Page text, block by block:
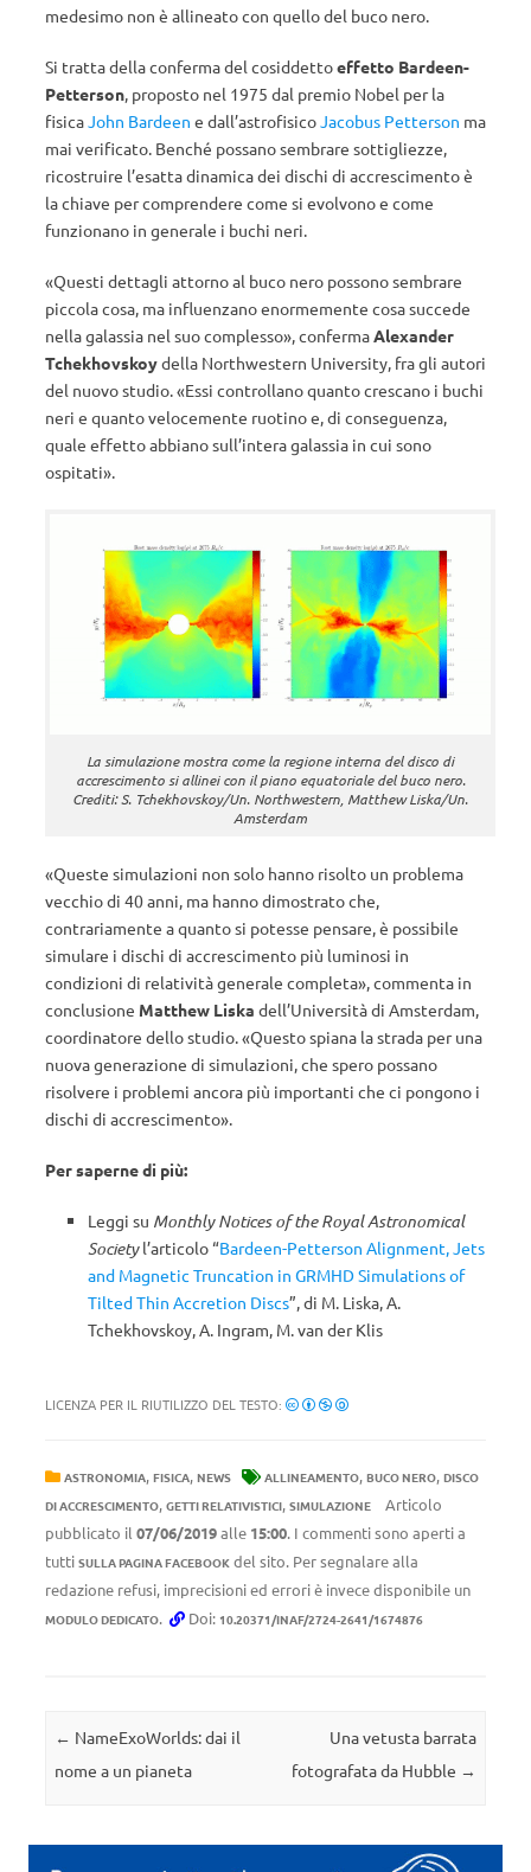
medesimo non è allineato con quello del buco nero.
Si tratta della conferma del cosiddettoeffetto Bardeen-
Petterson, proposto nel 1975 dal premio Nobel per la
fisicaJohn Bardeen e dall’astrofisicoJacobus Petterson ma
mai verificato. Benché possano sembrare sottigliezze,
ricostruire l’esatta dinamica dei dischi di accrescimento è
la chiave per comprendere come si evolvono e come
funzionano in generale i buchi neri.
«Questi dettagli attorno al buco nero possono sembrare
piccola cosa, ma influenzano enormemente cosa succede
nella galassia nel suo complesso», confermaAlexander
Tchekhovskoydella Northwestern University, fra gli autori
del nuovo studio. «Essi controllano quanto crescano i buchi
neri e quanto velocemente ruotino e, di conseguenza,
quale effetto abbiano sull’intera galassia in cui sono
ospitati».
La simulazione mostra come la regione interna del disco di
accrescimento si allinei con il piano equatoriale del buco nero.
Crediti: S. Tchekhovskoy/Un. Northwestern, Matthew Liska/Un.
Amsterdam
«Queste simulazioni non solo hanno risolto un problema
vecchio di 40 anni, ma hanno dimostrato che,
contrariamente a quanto si potesse pensare, è possibile
simulare i dischi di accrescimento più luminosi in
condizioni di relatività generale completa», commenta in
conclusione Matthew Liska dell’Università di Amsterdam,
coordinatore dello studio. «Questo spiana la strada per una
nuova generazione di simulazioni, che spero possano
risolvere i problemi ancora più importanti che ci pongono i
dischi di accrescimento».
Per saperne di più:
Leggi su Monthly Notices of the Royal Astronomical
Societyl’articolo “Bardeen-Petterson Alignment, Jets
and Magnetic Truncation in GRMHD Simulations of
Tilted Thin Accretion Discs”, di M. Liska, A.
Tchekhovskoy, A. Ingram, M. van der Klis
LICENZA PER IL RIUTILIZZO DEL TESTO:
ASTRONOMIA, FISICA, NEWS ALLINEAMENTO, BUCO NERO, DISCO
DI ACCRESCIMENTO, GETTI RELATIVISTICI, SIMULAZIONE
Articolo
pubblicato il 07/06/2019alle 15:00. I commenti sono aperti a
tutti SULLA PAGINA FACEBOOK del sito. Per segnalare alla
redazione refusi, imprecisioni ed errori è invece disponibile un
MODULO DEDICATO. Doi: 10.20371/INAF/2724-2641/1674876
Navigazione articolo
← NameExoWorlds: dai il
nome a un pianeta
Una vetusta barrata
fotografata da Hubble →